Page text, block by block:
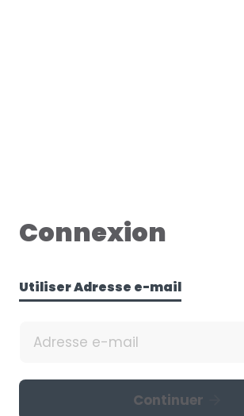
Connexion
Utiliser Adresse e-mail
Continuer